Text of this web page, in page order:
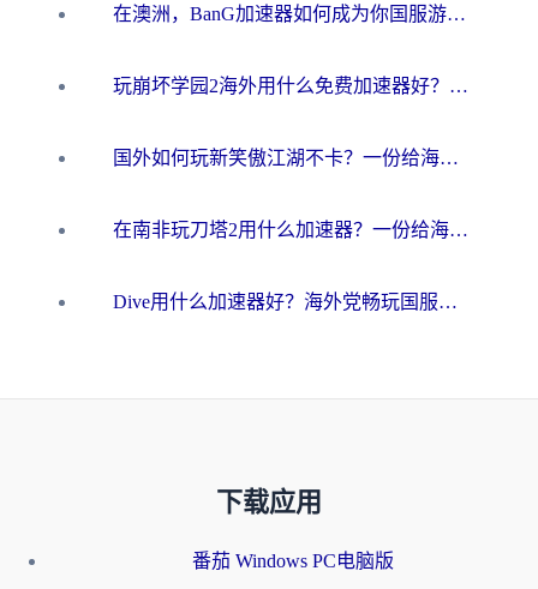
在澳洲，BanG加速器如何成为你国服游戏的“时光机”？
玩崩坏学园2海外用什么免费加速器好？2026海外党亲测国服游戏加速指南
国外如何玩新笑傲江湖不卡？一份给海外游子的终极网络指南
在南非玩刀塔2用什么加速器？一份给海外游子的终极生存指南
Dive用什么加速器好？海外党畅玩国服游戏的终极避坑指南
下载应用
番茄 Windows PC电脑版